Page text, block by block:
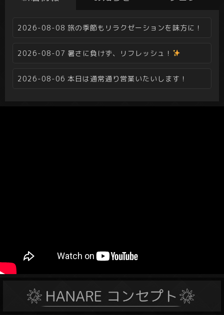
2026-08-08 旅の季節もリラクゼーションを味方に！
2026-08-07 暑さに負けず、リフレッシュ！
2026-08-06 本日は通常通り営業いたいします！